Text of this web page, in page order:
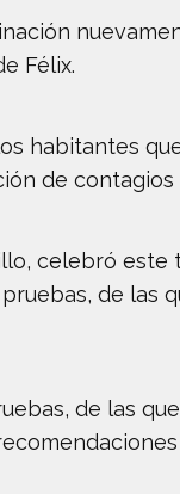
Félix.
habitantes
de
celebró
de las
de las